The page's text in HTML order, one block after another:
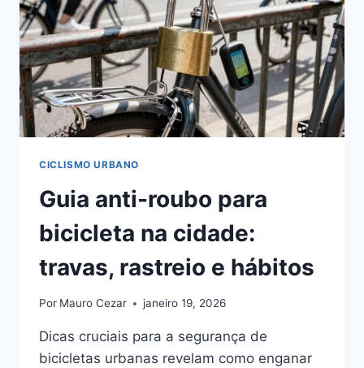
CASA
E
NA
BOLSA
CICLISMO URBANO
Guia anti-roubo para
bicicleta na cidade:
travas, rastreio e hábitos
Por Mauro Cezar janeiro 19, 2026
Dicas cruciais para a segurança de
bicicletas urbanas revelam como enganar